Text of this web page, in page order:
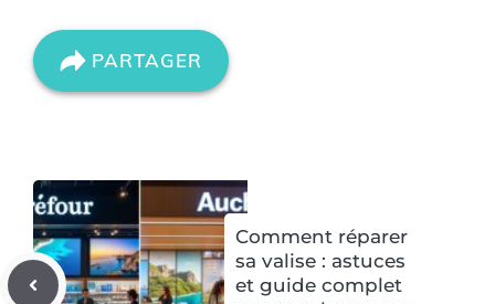
PARTAGER
Comment réparer
sa valise : astuces
et guide complet